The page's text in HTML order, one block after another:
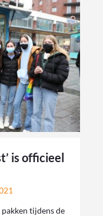
is officieel
tijdens de